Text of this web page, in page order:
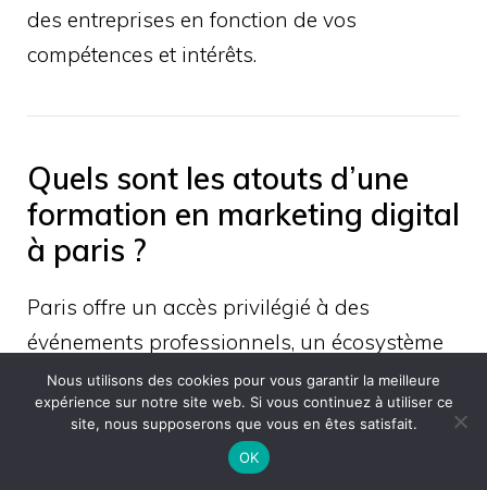
des entreprises en fonction de vos
compétences et intérêts.
Quels sont les atouts d’une
formation en marketing digital
à paris ?
Paris offre un accès privilégié à des
événements professionnels, un écosystème
technologique de pointe et des opportunités
variées dans des secteurs dynamiques. La
diversité des entreprises (start-ups, grandes
organisations, agences) permet aux
Nous utilisons des cookies pour vous garantir la meilleure
expérience sur notre site web. Si vous continuez à utiliser ce
site, nous supposerons que vous en êtes satisfait.
OK